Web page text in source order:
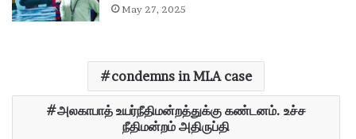
May 27, 2025
condemns in MLA case
அலகாபாத் உயர்நீதிமன்றத்துக்கு கண்டனம். உச்ச
நீதிமன்றம் அதிருப்தி